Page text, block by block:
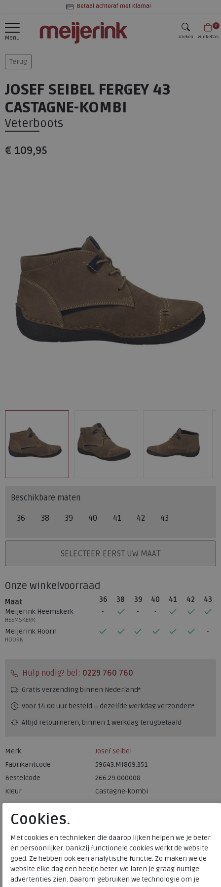
Betaal achteraf met Klarna!
Menu zoeken
0
Winkeltas
Terug
Josef Seibel
Toon alles vanJosef Seibel
JOSEF SEIBEL FERGEY 43
CASTAGNE-KOMBI
Veterboots
€ 109,95
Beschikbare maten
36 38 39 40 41 42 43
PLAATS IN WINKELMANDSELECTEER EERST UW MAAT
Onze winkelvoorraad
Maat 36 38 39 40 41 42
43
Meijerink Heemskerk
HEEMSKERK
Meijerink Hoorn
HOORN
Hulp nodig? bel: 0229 760 760
Gratis verzending binnen Nederland*
Voor 14:00 uur besteld = dezelfde werkdag verzonden*
Altijd retourneren, binnen 1 werkdag terugbetaald
Merk
Josef Seibel
Fabrikantcode
59643.MI869.351
Bestelcode
266.29.000008
Kleur
Castagne-kombi
Materiaal
Cookies.
Met cookies en technieken die daarop lijken helpen we je beter
en persoonlijker. Dankzij functionele cookies werkt de website
goed. Ze hebben ook een analytische functie. Zo maken we de
website elke dag een beetje beter. We laten je graag nuttige
advertenties zien. Daarom gebruiken we technologie om je